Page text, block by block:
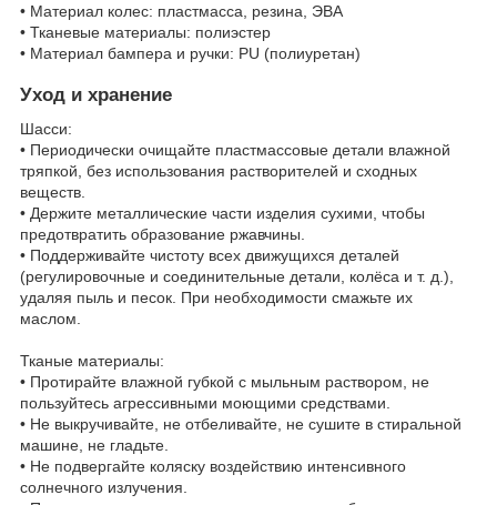
• Материал колес: пластмасса, резина, ЭВА
• Тканевые материалы: полиэстер
• Материал бампера и ручки: PU (полиуретан)
Уход и хранение
Шасси:
• Периодически очищайте пластмассовые детали влажной
тряпкой, без использования растворителей и сходных
веществ.
• Держите металлические части изделия сухими, чтобы
предотвратить образование ржавчины.
• Поддерживайте чистоту всех движущихся деталей
(регулировочные и соединительные детали, колёса и т. д.),
удаляя пыль и песок. При необходимости смажьте их
маслом.
Тканые материалы:
• Протирайте влажной губкой с мыльным раствором, не
пользуйтесь агрессивными моющими средствами.
• Не выкручивайте, не отбеливайте, не сушите в стиральной
машине, не гладьте.
• Не подвергайте коляску воздействию интенсивного
солнечного излучения.